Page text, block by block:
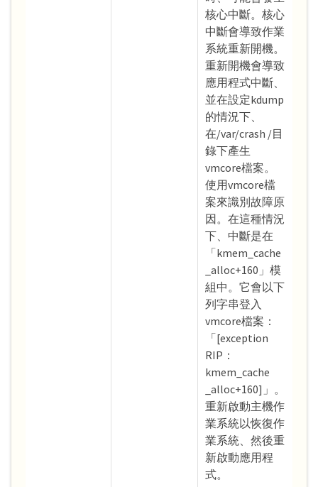
核心中斷。核心
中斷會導致作業
系統重新開機。
重新開機會導致
應用程式中斷、
並在設定kdump
的情況下、
在/var/crash /目
錄下產生
vmcore檔案。
使用vmcore檔
案來識別故障原
因。在這種情況
下、中斷是在
「kmem_cache
_alloc+160」模
組中。它會以下
列字串登入
vmcore檔案：
「[exception
RIP：
kmem_cache
_alloc+160]」。
重新啟動主機作
業系統以恢復作
業系統、然後重
新啟動應用程
式。